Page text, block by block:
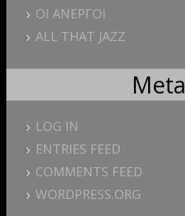
ΟΙ ΑΝΕΡΓΟΙ
ALL THAT JAZZ
Meta
LOG IN
ENTRIES FEED
COMMENTS FEED
WORDPRESS.ORG